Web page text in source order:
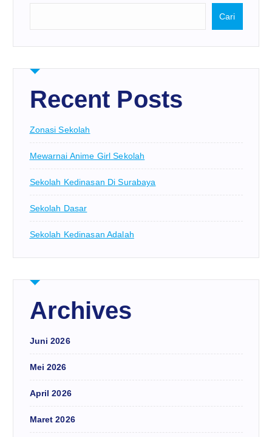
Cari
Recent Posts
Zonasi Sekolah
Mewarnai Anime Girl Sekolah
Sekolah Kedinasan Di Surabaya
Sekolah Dasar
Sekolah Kedinasan Adalah
Archives
Juni 2026
Mei 2026
April 2026
Maret 2026